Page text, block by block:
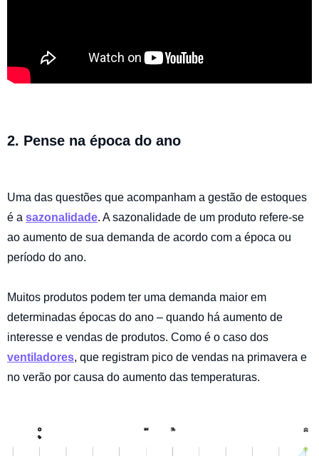
2. Pense na época do ano
Uma das questões que acompanham a gestão de estoques
é a sazonalidade. A sazonalidade de um produto refere-se
ao aumento de sua demanda de acordo com a época ou
período do ano.
Muitos produtos podem ter uma demanda maior em
determinadas épocas do ano – quando há aumento de
interesse e vendas de produtos. Como é o caso dos
ventiladores, que registram pico de vendas na primavera e
no verão por causa do aumento das temperaturas.